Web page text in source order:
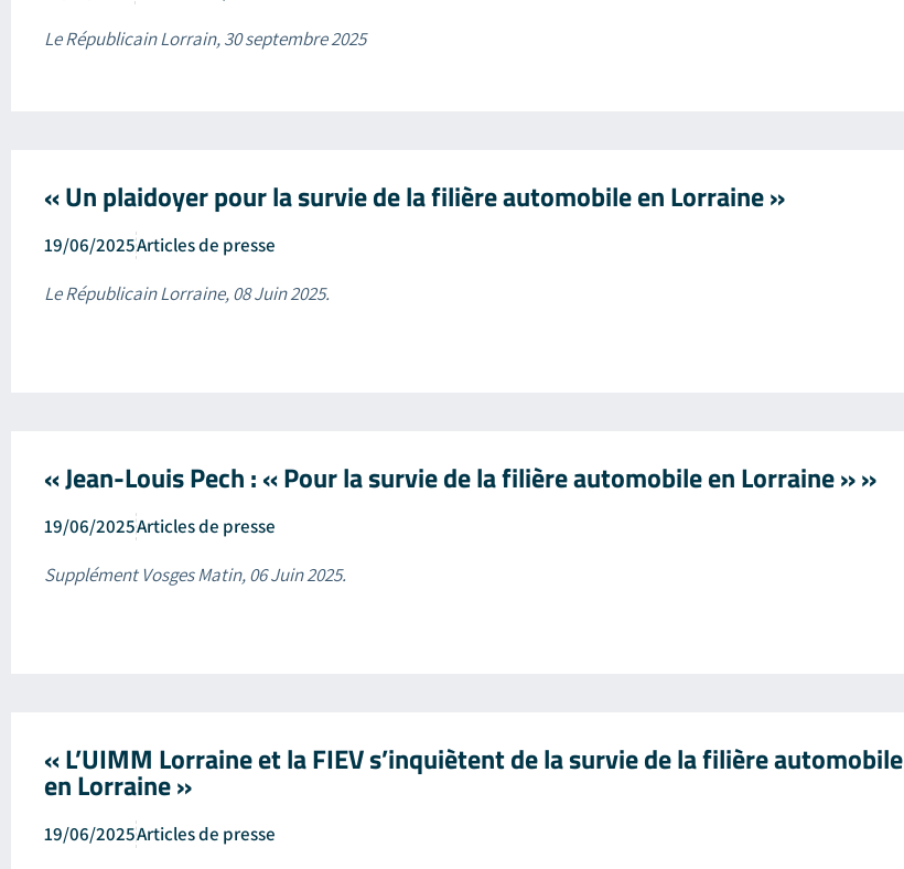
Le Républicain Lorrain, 30 septembre 2025
« Un plaidoyer pour la survie de la filière automobile en Lorraine »
19/06/2025Articles de presse
Le Républicain Lorraine, 08 Juin 2025.
« Jean-Louis Pech : « Pour la survie de la filière automobile en Lorraine » »
19/06/2025Articles de presse
Supplément Vosges Matin, 06 Juin 2025.
« L’UIMM Lorraine et la FIEV s’inquiètent de la survie de la filière automobile
en Lorraine »
19/06/2025Articles de presse